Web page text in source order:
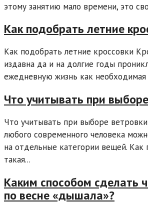
этому занятию мало времени, это
Как подобрать летние
Как подобрать летние кроссовки
издавна да и на долгие годы
ежедневную жизнь как необходимая
Что учитывать при
Что учитывать при выборе
любого современного человека
на отдельные категории вещей. Как
такая...
Каким способом сделать
по весне «дышала»?